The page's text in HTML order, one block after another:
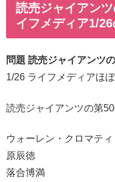
読売ジャイアン
イフメディア1/26
問題 読売ジャイアンツ
1/26 ライフメディアほ
読売ジャイアンツの第
ウォーレン・クロマティ
原辰徳
落合博満